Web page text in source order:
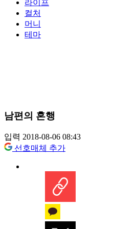
라이프
컬처
머니
테마
남편의 혼행
입력 2018-08-06 08:43
선호매체 추가